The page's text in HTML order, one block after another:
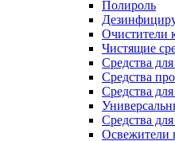
Полироль
Очистители
Чистящие
Средства
Средства
Средства
Средства
Освежители